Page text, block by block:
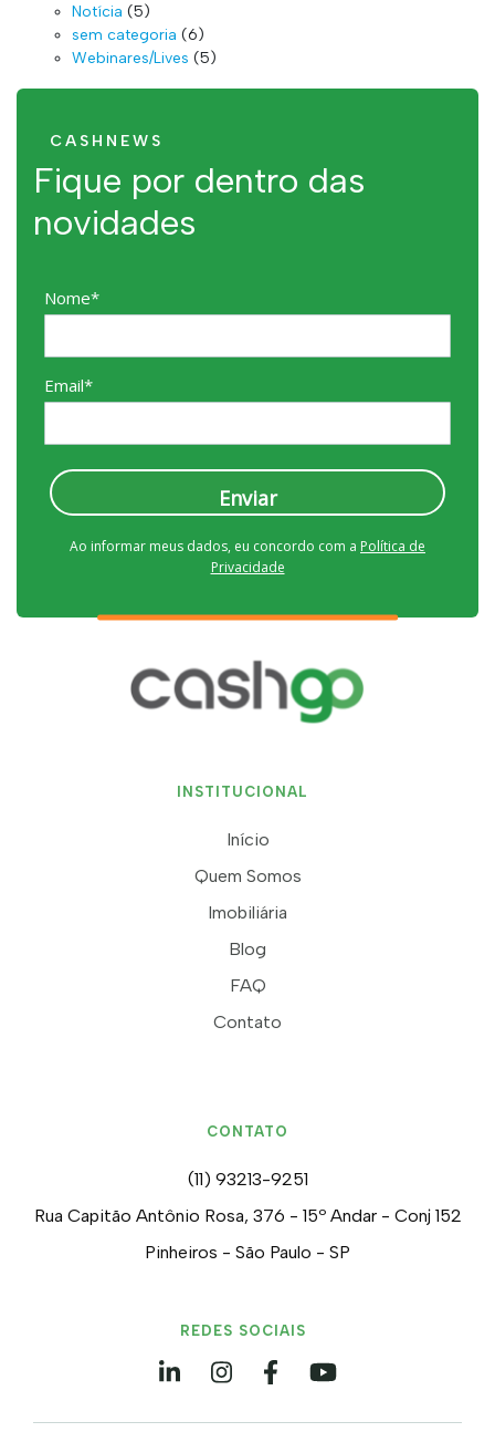
Notícia (5)
sem categoria (6)
Webinares/Lives (5)
CASHNEWS
Fique por dentro das
novidades
Nome*
Email*
Enviar
Ao informar meus dados, eu concordo com a Política de
Privacidade
INSTITUCIONAL
Início
Quem Somos
Imobiliária
Blog
FAQ
Contato
REDES SOCIAIS
CONTATO
(11) 93213-9251
Rua Capitão Antônio Rosa, 376 - 15º Andar - Conj 152
Pinheiros - São Paulo - SP